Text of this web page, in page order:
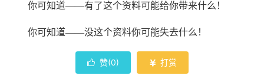
你可知道——有了这个资料可能给你带来什么！
你可知道——没这个资料你可能失去什么 ！
 赞(0)  打赏